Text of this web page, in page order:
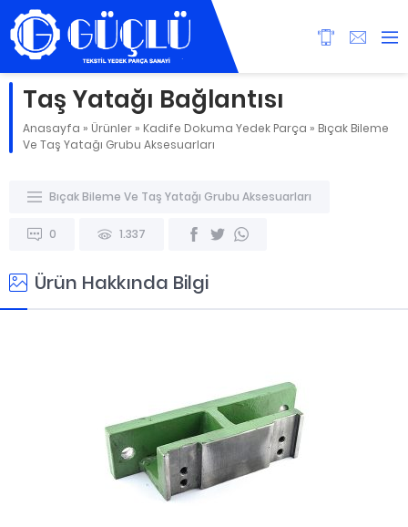
Taş Yatağı Bağlantısı
Anasayfa » Ürünler » Kadife Dokuma Yedek Parça » Bıçak Bileme
Ve Taş Yatağı Grubu Aksesuarları
Bıçak Bileme Ve Taş Yatağı Grubu Aksesuarları
0 1.337
Ürün Hakkında Bilgi